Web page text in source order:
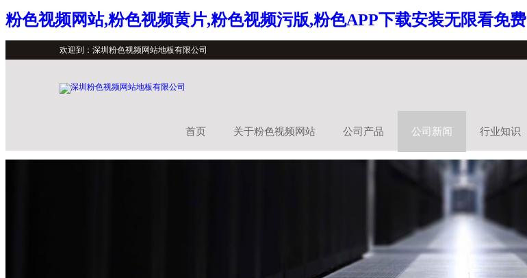
粉色视频网站,粉色视频黄片,粉色视频污版,粉色APP下载安装无限看免费
欢迎到：深圳粉色视频网站地板有限公司
首页 关于粉色视频网站 公司产品 公司新闻 行业知识